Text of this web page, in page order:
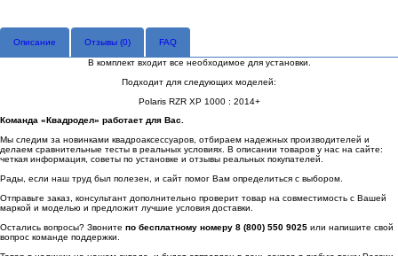
Описание Отзывы (0) FAQ
В комплект входит все необходимое для установки.
Подходит для следующих моделей:
Polaris RZR XP 1000 : 2014+
Команда «Квадродел» работает для Вас.
Мы следим за новинками квадроаксессуаров, отбираем надежных производителей и
делаем сравнительные тесты в реальных условиях. В описании товаров у нас на сайте:
четкая информация, советы по установке и отзывы реальных покупателей.
Рады, если наш труд был полезен, и сайт помог Вам определиться с выбором.
Отправьте заказ, консультант дополнительно проверит товар на совместимость с Вашей
маркой и моделью и предложит лучшие условия доставки.
Остались вопросы? Звоните по бесплатному номеру 8 (800) 550 9025 или напишите свой
вопрос команде поддержки.